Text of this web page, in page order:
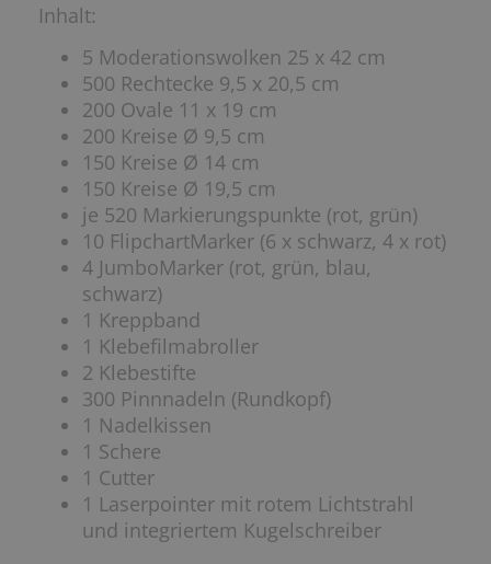
Inhalt:
5 Moderationswolken 25 x 42 cm
500 Rechtecke 9,5 x 20,5 cm
200 Ovale 11 x 19 cm
200 Kreise Ø 9,5 cm
150 Kreise Ø 14 cm
150 Kreise Ø 19,5 cm
je 520 Markierungspunkte (rot, grün)
10 FlipchartMarker (6 x schwarz, 4 x rot)
4 JumboMarker (rot, grün, blau,
schwarz)
1 Kreppband
1 Klebefilmabroller
2 Klebestifte
300 Pinnnadeln (Rundkopf)
1 Nadelkissen
1 Schere
1 Cutter
1 Laserpointer mit rotem Lichtstrahl
und integriertem Kugelschreiber